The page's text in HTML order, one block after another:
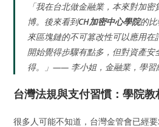
「我在台北做金融業，本來對加
博。後來看到CH加密中心學院的
來區塊鏈的不可篡改性可以應用
開始覺得步驟有點多，但對資產
得。」—— 李小姐，金融業，學習
台灣法規與支付習慣：學院教
很多人可能不知道，台灣金管會已經